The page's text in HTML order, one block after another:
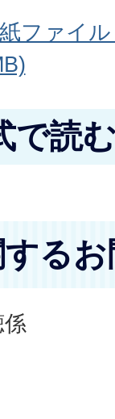
ファイ
で読
る